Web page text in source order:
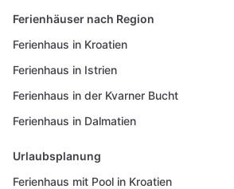
Ferienhäuser nach Region
Ferienhaus in Kroatien
Ferienhaus in Istrien
Ferienhaus in der Kvarner Bucht
Ferienhaus in Dalmatien
Urlaubsplanung
Ferienhaus mit Pool in Kroatien